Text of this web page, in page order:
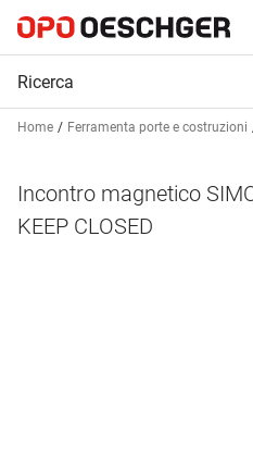
Home Ferramenta porte e costruzioni
Incontro magnetico
KEEP CLOSED